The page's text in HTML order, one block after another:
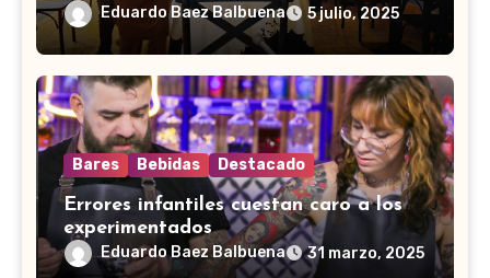
Eduardo Baez Balbuena 5 julio, 2025
Bares Bebidas Destacado
Errores infantiles cuestan caro a los
experimentados
Eduardo Baez Balbuena 31 marzo, 2025